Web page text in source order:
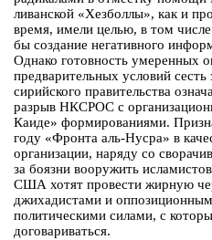
ливанской «Хезболлы», как и
время, имели целью, в том
бы создание негативного
Однако готовность умеренных
предварительных условий сесть
сирийского правительства
разрыв НКСРОС с
Каиде» формированиями.
году «Фронта аль-Нусра» в
организации, наряду со
за боязни вооружить
США хотят провести жирную
джихадистами и
политическими силами, с
договариваться.